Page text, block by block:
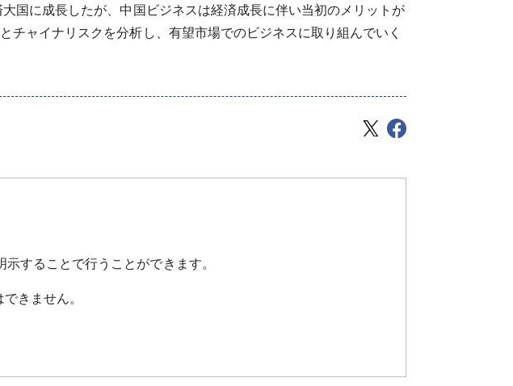
国に成長したが、中国ビジネスは経済成長に伴い当初のメリットが
ャイナリスクを分析し、有望市場でのビジネスに取り組んでいく
することで行うことができます。
きません。